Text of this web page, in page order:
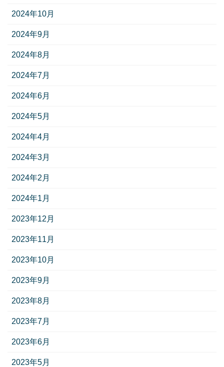
2024年10月
2024年9月
2024年8月
2024年7月
2024年6月
2024年5月
2024年4月
2024年3月
2024年2月
2024年1月
2023年12月
2023年11月
2023年10月
2023年9月
2023年8月
2023年7月
2023年6月
2023年5月